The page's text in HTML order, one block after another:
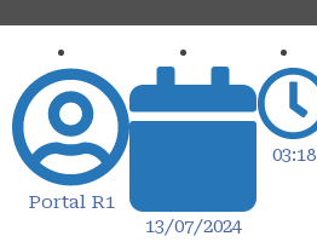
Portal R1
13/07/2024
03:18